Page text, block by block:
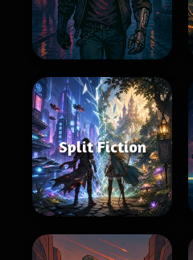
Split Fiction